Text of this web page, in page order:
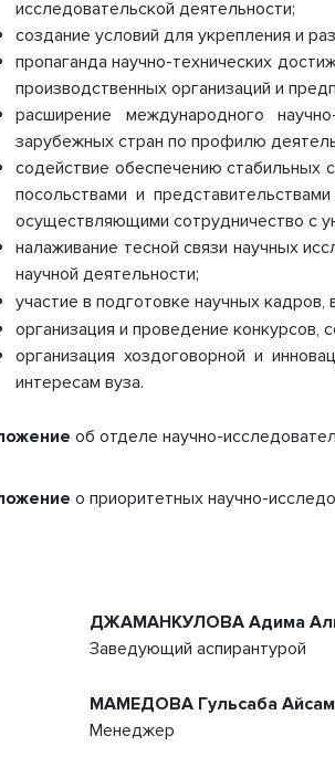
исследовательской деятельности;
создание условий для укрепления и
пропаганда научно-технических
производственных организаций и
расширение международного
зарубежных стран по профилю
содействие обеспечению стабильных
посольствами и
осуществляющими сотрудничество с
налаживание тесной связи научных
научной деятельности;
участие в подготовке научных кадров,
организация и проведение конкурсов,
организация хоздоговорной и
интересам вуза.
об отделе научно-
о приоритетных научно-
ДЖАМАНКУЛОВА Адима
Заведующий аспирантурой
МАМЕДОВА Гульсаба
Менеджер